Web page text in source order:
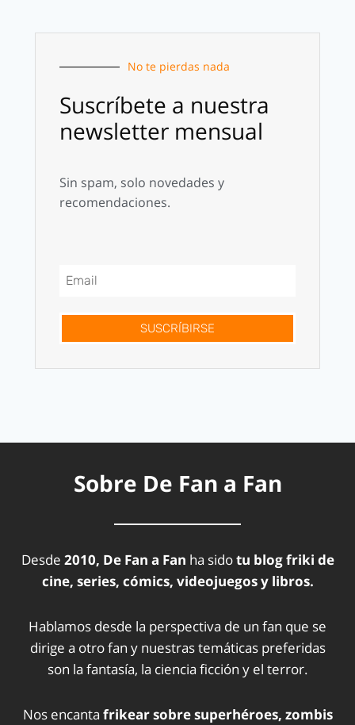
No te pierdas nada
Suscríbete a nuestra
newsletter mensual
Sin spam, solo novedades y
recomendaciones.
SUSCRÍBIRSE
Sobre De Fan a Fan
Desde 2010, De Fan a Fan ha sidotu blog friki de
cine, series, cómics, videojuegos y libros.
Hablamos desde la perspectiva de un fan que se
dirige a otro fan y nuestras temáticas preferidas
son la fantasía, la ciencia ficción y el terror.
Nos encanta frikear sobre superhéroes, zombis